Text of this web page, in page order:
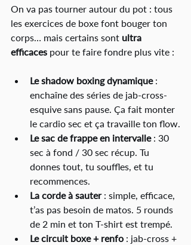
On va pas tourner autour du pot : tous
les exercices de boxe font bouger ton
corps… mais certains sont ultra
efficaces pour te faire fondre plus vite :
Le shadow boxing dynamique :
enchaîne des séries de jab-cross-
esquive sans pause. Ça fait monter
le cardio sec et ça travaille ton flow.
Le sac de frappe en intervalle : 30
sec à fond / 30 sec récup. Tu
donnes tout, tu souffles, et tu
recommences.
La corde à sauter : simple, efficace,
t’as pas besoin de matos. 5 rounds
de 2 min et ton T-shirt est trempé.
Le circuit boxe + renfo : jab-cross +